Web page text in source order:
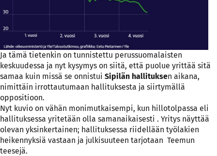
Ja tämä tietenkin on tunnistettu perussuomalaisten
keskuudessa ja nyt kysymys on siitä, että puolue yrittää sitä
samaa kuin missä se onnistui Sipilän hallituksen aikana,
nimittäin irrottautumaan hallituksesta ja siirtymällä
oppositioon.
Nyt kuvio on vähän monimutkaisempi, kun hillotolpassa eli
hallituksessa yritetään olla samanaikaisesti . Yritys näyttää
olevan yksinkertainen; hallituksessa riidellään työlakien
heikennyksiä vastaan ja julkisuuteen tarjotaan Teemun
teesejä.